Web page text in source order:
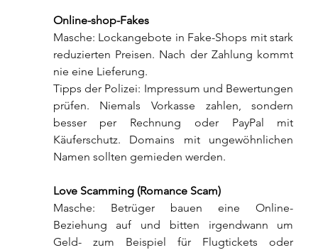
Online-shop-Fakes
Masche: Lockangebote in Fake-Shops mit stark
reduzierten Preisen. Nach der Zahlung kommt
nie eine Lieferung.
Tipps der Polizei: Impressum und Bewertungen
prüfen. Niemals Vorkasse zahlen, sondern
besser per Rechnung oder PayPal mit
Käuferschutz. Domains mit ungewöhnlichen
Namen sollten gemieden werden.
Love Scamming (Romance Scam)
Masche: Betrüger bauen eine Online-
Beziehung auf und bitten irgendwann um
Geld- zum Beispiel für Flugtickets oder